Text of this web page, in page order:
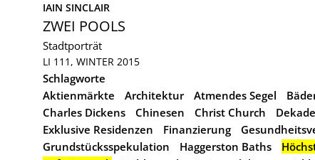
IAIN SINCLAIR
ZWEI POOLS
Stadtporträt
LI 111, WINTER 2015
Schlagworte
Aktienmärkte
Architektur Atmendes Segel
Charles Dickens
Chinesen Christ Church
Exklusive Residenzen
Finanzierung
Grundstücksspekulation
Haggerston Baths